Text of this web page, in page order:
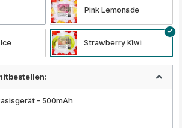
Pink Lemonade
Strawberry Kiwi
- 500mAh